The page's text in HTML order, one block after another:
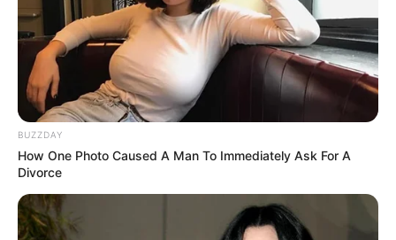
BUZZDAY
How One Photo Caused A Man To Immediately Ask For A
Divorce